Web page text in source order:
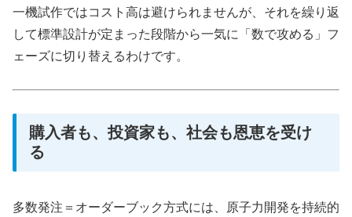
一機試作ではコスト高は避けられませんが、それを繰り返
して標準設計が定まった段階から一気に「数で攻める」フ
ェーズに切り替えるわけです。
購入者も、投資家も、社会も恩恵を受け
る
多数発注＝オーダーブック方式には、原子力開発を持続的